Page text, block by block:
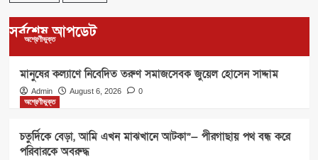
সর্বশেষ আপডেট
অশ্রেণীভুক্ত
মানুষের কল্যাণে নিবেদিত তরুণ সমাজসেবক জুয়েল হোসেন সাদ্দাম
Admin August 6, 2026
0
অশ্রেণীভুক্ত
চতুর্দিকে বেড়া, আমি এখন মাঝখানে আটকা”— পীরগাছায় পথ বন্ধ করে
পরিবারকে অবরুদ্ধ